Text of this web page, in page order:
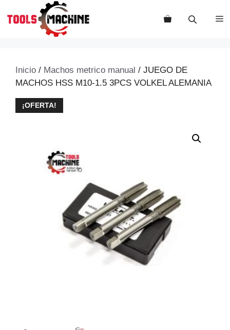
Inicio / Machos metrico manual / JUEGO DE
MACHOS HSS M10-1.5 3PCS VOLKEL ALEMANIA
¡OFERTA!